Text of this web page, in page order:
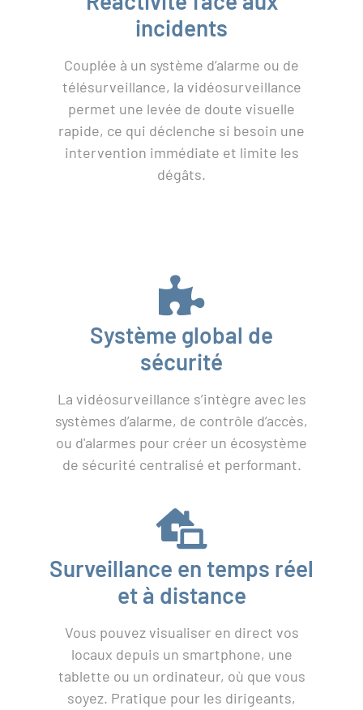
incidents
Couplée à un système d’alarme ou de
télésurveillance, la vidéosurveillance
permet une levée de doute visuelle
rapide, ce qui déclenche si besoin une
intervention immédiate et limite les
dégâts.
Système global de
sécurité
La vidéosurveillance s’intègre avec les
systèmes d’alarme, de contrôle d’accès,
ou d'alarmes pour créer un écosystème
de sécurité centralisé et performant.
Surveillance en temps réel
et à distance
Vous pouvez visualiser en direct vos
locaux depuis un smartphone, une
tablette ou un ordinateur, où que vous
soyez. Pratique pour les dirigeants,